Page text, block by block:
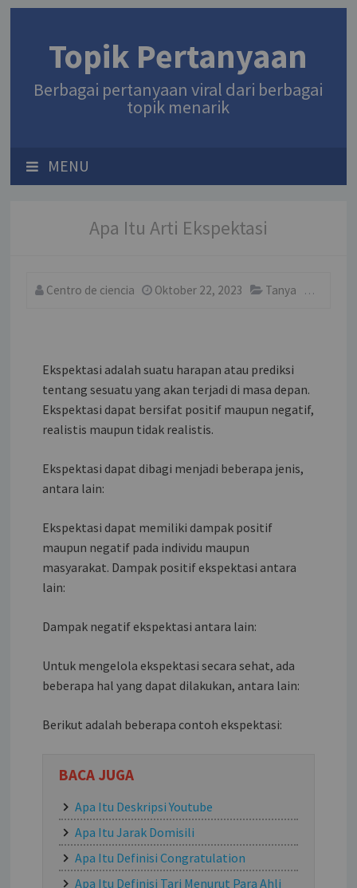
Topik Pertanyaan
Berbagai pertanyaan viral dari berbagai
topik menarik
MENU
Apa Itu Arti Ekspektasi
Centro de ciencia Oktober 22, 2023 Tanya
Ekspektasi adalah suatu harapan atau prediksi
tentang sesuatu yang akan terjadi di masa depan.
Ekspektasi dapat bersifat positif maupun negatif,
realistis maupun tidak realistis.
Ekspektasi dapat dibagi menjadi beberapa jenis,
antara lain:
Ekspektasi dapat memiliki dampak positif
maupun negatif pada individu maupun
masyarakat. Dampak positif ekspektasi antara
lain:
Dampak negatif ekspektasi antara lain:
Untuk mengelola ekspektasi secara sehat, ada
beberapa hal yang dapat dilakukan, antara lain:
Berikut adalah beberapa contoh ekspektasi:
BACA JUGA
Apa Itu Deskripsi Youtube
Apa Itu Jarak Domisili
Apa Itu Definisi Congratulation
Apa Itu Definisi Tari Menurut Para Ahli